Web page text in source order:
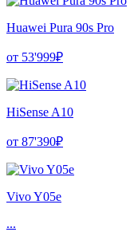
Huawei Pura 90s Pro
от 53'999₽
HiSense A10
от 87'390₽
Vivo Y05e
...